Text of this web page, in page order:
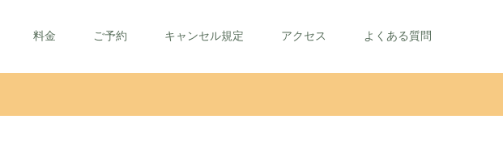
料金 ご予約 キャンセル規定 アクセス よくある質問